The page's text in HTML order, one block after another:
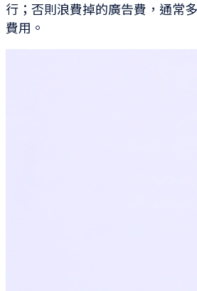
行；否則浪費掉的廣告費，通常
費用。